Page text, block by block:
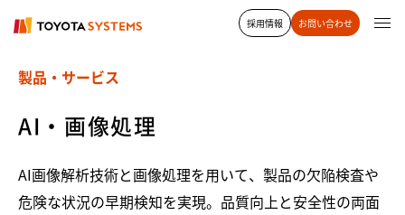
採用情報 お問い合わせ
製品・サービス
AI・画像処理
AI画像解析技術と画像処理を用いて、製品の欠陥検査や
危険な状況の早期検知を実現。品質向上と安全性の両面